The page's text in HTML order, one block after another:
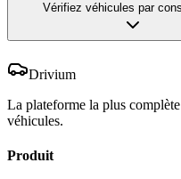
Vérifiez véhicules par
Drivium
La plateforme la plus
véhicules.
Produit